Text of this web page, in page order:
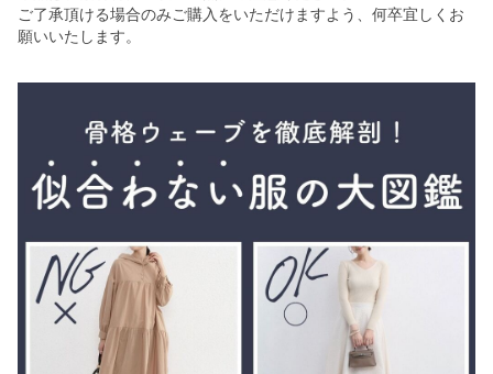
ご了承頂ける場合のみご購入をいただけますよう、何卒宜しくお
願いいたします。